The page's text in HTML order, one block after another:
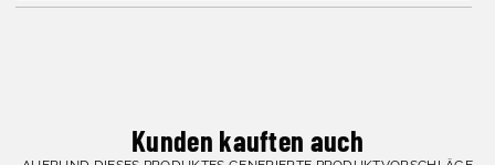
Kunden kauften auch